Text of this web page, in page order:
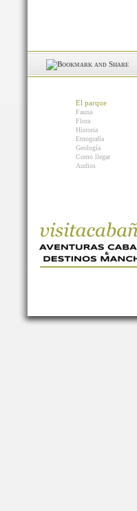
El parque
Fauna
Flora
Historia
Etnografía
Geología
Como llegar
Audios